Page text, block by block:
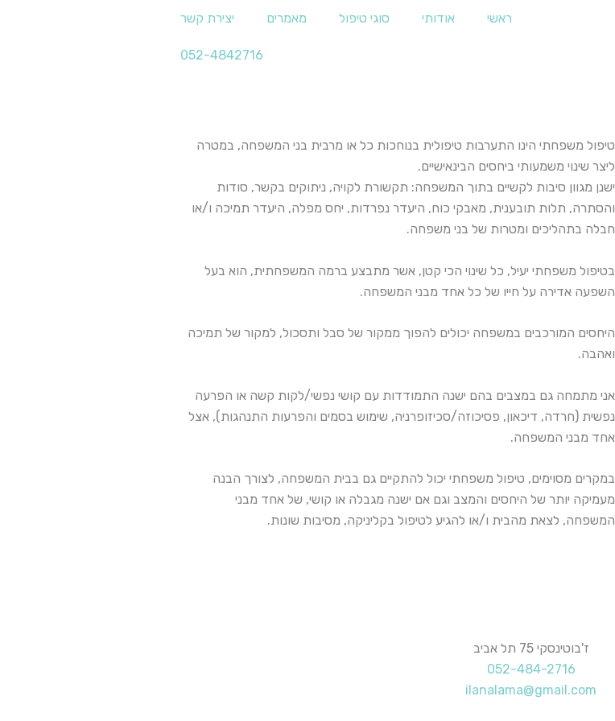
ראשי אודותי סוגי טיפול מאמרים יצירת קשר
052-4842716
טיפול משפחתי הינו התערבות טיפולית בנוחכות כל או מרבית בני המשפחה, במטרה
ליצר שינוי משמעותי ביחסים הבינאישיים.
ישנן מגוון סיבות לקשיים בתוך המשפחה: תקשורת לקויה, ניתוקים בקשר, סודות
והסתרה, תלות תובענית, מאבקי כוח, היעדר נפרדות, יחס מפלה, היעדר תמיכה ו/או
חבלה בתהליכים ומטרות של בני משפחה.
בטיפול משפחתי יעיל, כל שינוי הכי קטן, אשר מתבצע ברמה המשפחתית, הוא בעל
השפעה אדירה על חייו של כל אחד מבני המשפחה.
היחסים המורכבים במשפחה יכולים להפוך ממקור של סבל ותסכול, למקור של תמיכה
ואהבה.
אני מתמחה גם במצבים בהם ישנה התמודדות עם קושי נפשי/לקות קשה או הפרעה
נפשית (חרדה, דיכאון, פסיכוזה/סכיזופרניה, שימוש בסמים והפרעות התנהגות), אצל
אחד מבני המשפחה.
במקרים מסוימים, טיפול משפחתי יכול להתקיים גם בבית המשפחה, לצורך הבנה
מעמיקה יותר של היחסים והמצב וגם אם ישנה מגבלה או קושי, של אחד מבני
המשפחה, לצאת מהבית ו/או להגיע לטיפול בקליניקה, מסיבות שונות.
ז'בוטינסקי 75 תל אביב
052-484-2716
ilanalama@gmail.com